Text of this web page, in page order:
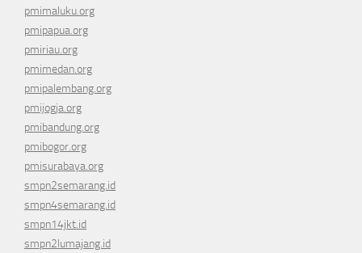
pmimaluku.org
pmipapua.org
pmiriau.org
pmimedan.org
pmipalembang.org
pmijogja.org
pmibandung.org
pmibogor.org
pmisurabaya.org
smpn2semarang.id
smpn4semarang.id
smpn14jkt.id
smpn2lumajang.id